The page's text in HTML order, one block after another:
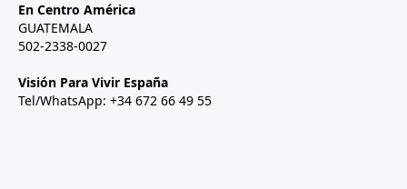
En Centro América
GUATEMALA
502-2338-0027
Visión Para Vivir España
Tel/WhatsApp: +34 672 66 49 55